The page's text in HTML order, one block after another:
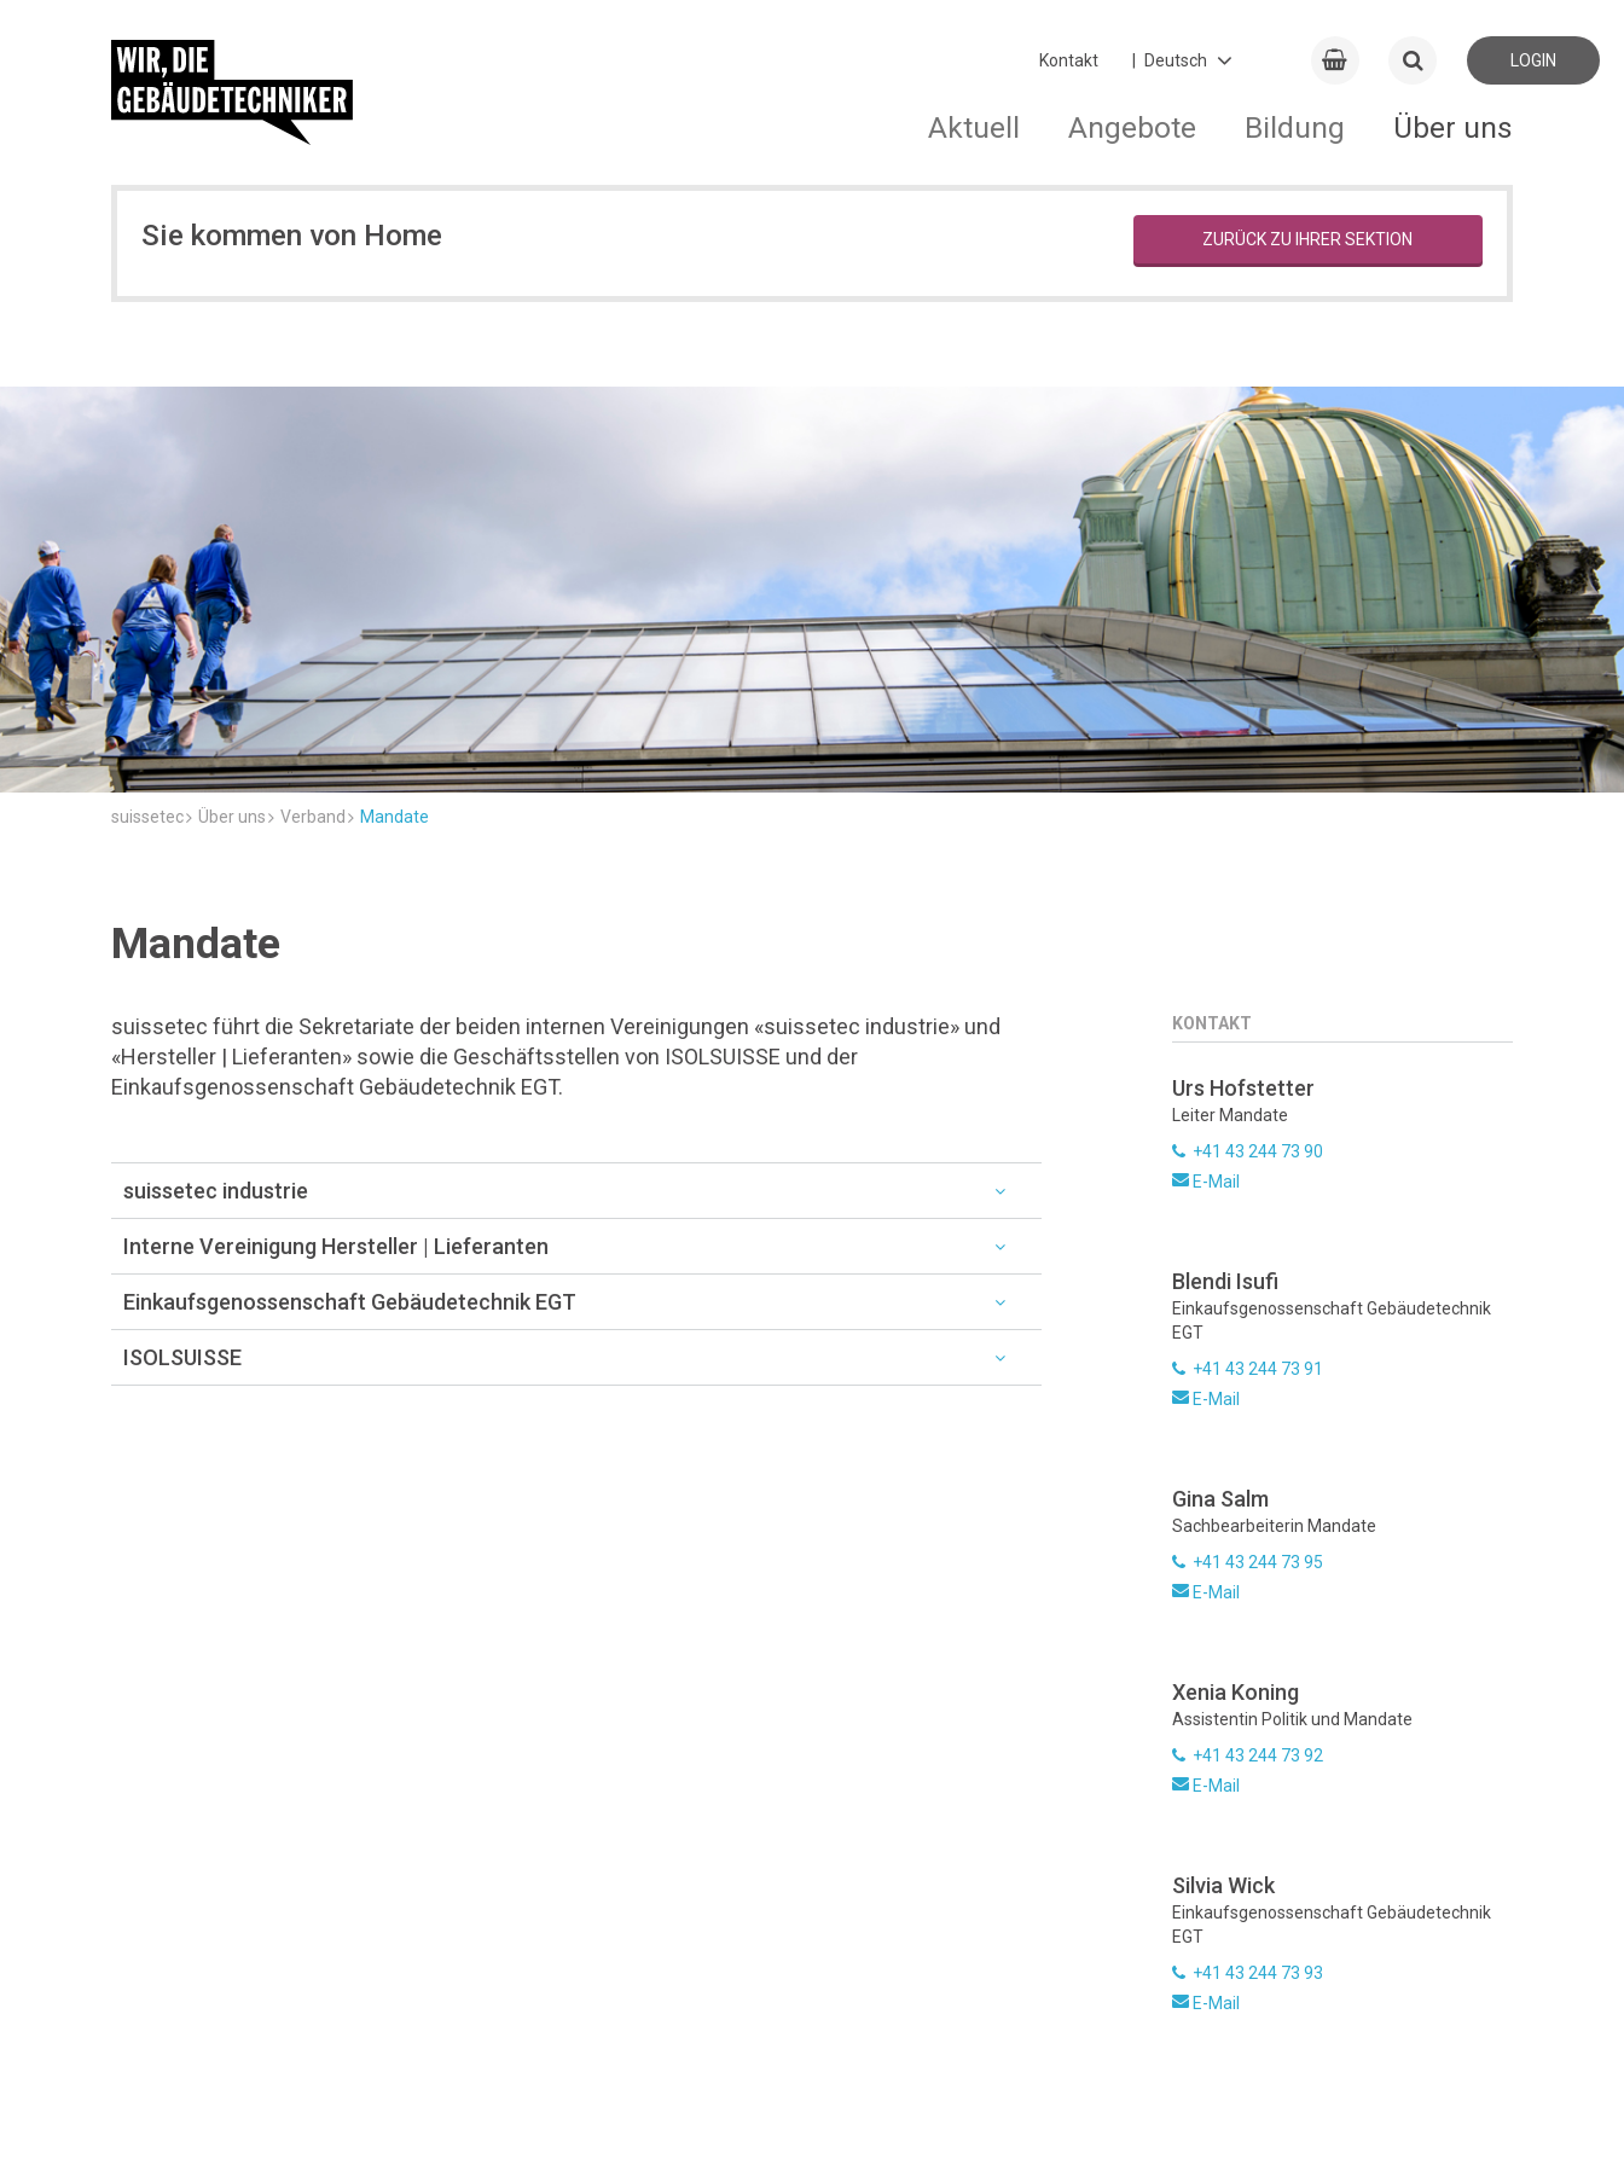
Kontakt LOGIN
Aktuell Angebote Bildung Über uns
Sie kommen von Home ZURÜCK ZU IHRER SEKTION
suissetec Über uns Verband Mandate
Mandate
suissetec führt die Sekretariate der beiden internen Vereinigungen «suissetec industrie» und
«Hersteller | Lieferanten» sowie die Geschäftsstellen von ISOLSUISSE und der
Einkaufsgenossenschaft Gebäudetechnik EGT.
suissetec industrie
Interne Vereinigung Hersteller | Lieferanten
Einkaufsgenossenschaft Gebäudetechnik EGT
ISOLSUISSE
KONTAKT
Urs Hofstetter
Leiter Mandate
+41 43 244 73 90
E-Mail
Blendi Isufi
Einkaufsgenossenschaft Gebäudetechnik
EGT
+41 43 244 73 91
E-Mail
Gina Salm
Sachbearbeiterin Mandate
+41 43 244 73 95
E-Mail
Xenia Koning
Assistentin Politik und Mandate
+41 43 244 73 92
E-Mail
Silvia Wick
Einkaufsgenossenschaft Gebäudetechnik
EGT
+41 43 244 73 93
E-Mail